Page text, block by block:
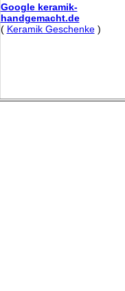
Google keramik-
handgemacht.de
( Keramik Geschenke)